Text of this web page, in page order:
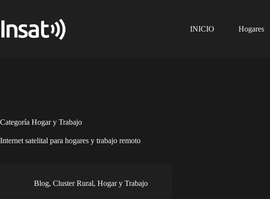
content
INICIO
Hogares
Categoría Hogar y Trabajo
Internet satelital para hogares y trabajo remoto
Blog, Cluster Rural, Hogar y Trabajo